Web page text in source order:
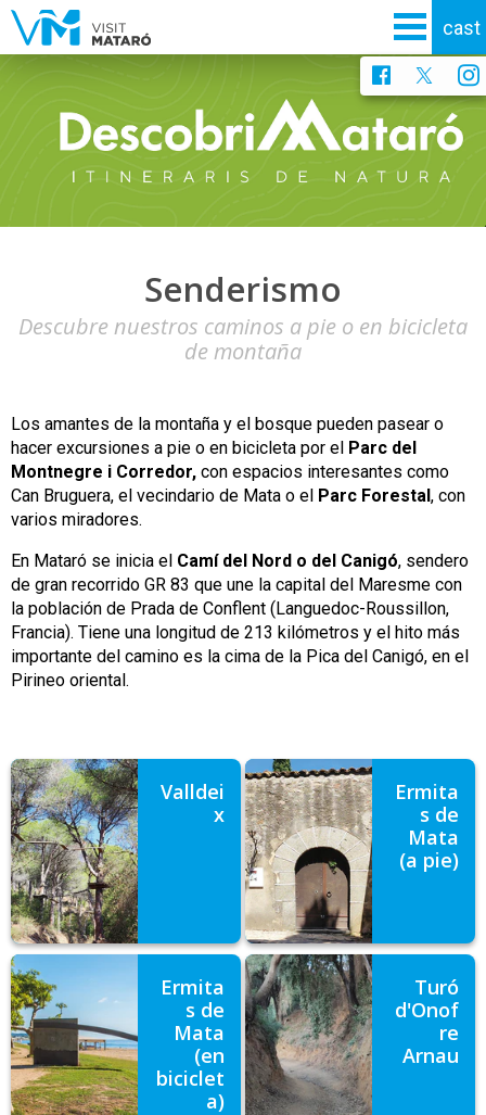
Senderismo
Descubre nuestros caminos a pie o en bicicleta
de montaña
Los amantes de la montaña y el bosque pueden pasear o
hacer excursiones a pie o en bicicleta por el Parc del
Montnegre i Corredor, con espacios interesantes como
Can Bruguera, el vecindario de Mata o el Parc Forestal , con
varios miradores.
En Mataró se inicia el Camí del Nord o del Canigó, sendero
de gran recorrido GR 83 que une la capital del Maresme con
la población de Prada de Conflent (Languedoc-Roussillon,
Francia). Tiene una longitud de 213 kilómetros y el hito más
importante del camino es la cima de la Pica del Canigó, en el
Pirineo oriental.
Valldei
x
Ermita
s de
Mata
(a pie)
Ermita
s de
Mata
(en
biciclet
a)
Turó
d'Onof
re
Arnau